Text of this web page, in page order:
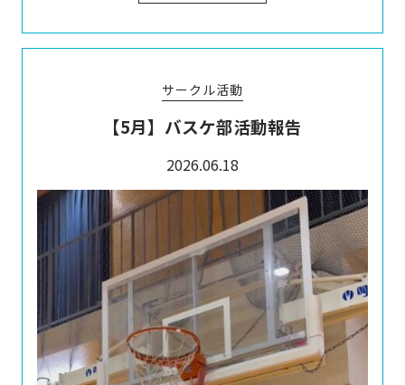
サークル活動
【5月】バスケ部活動報告
2026.06.18